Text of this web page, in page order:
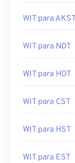
WIT para CST
WIT para AKST
WIT para NDT
WIT para HDT
WIT para CST
WIT para HST